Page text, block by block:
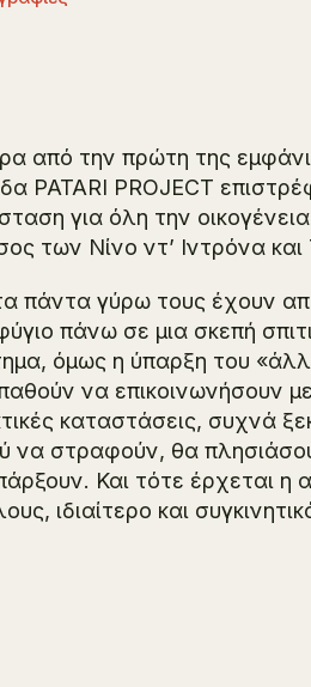
από την πρώτη της
PATARI PROJECT
για όλη την
των Νίνο ντ’ Ιντρόνα και
πάντα γύρω τους έχουν
πάνω σε μια σκεπή
όμως η ύπαρξη του
να επικοινωνήσουν
καταστάσεις, συχνά
να στραφούν, θα
Και τότε έρχεται η
ιδιαίτερο και